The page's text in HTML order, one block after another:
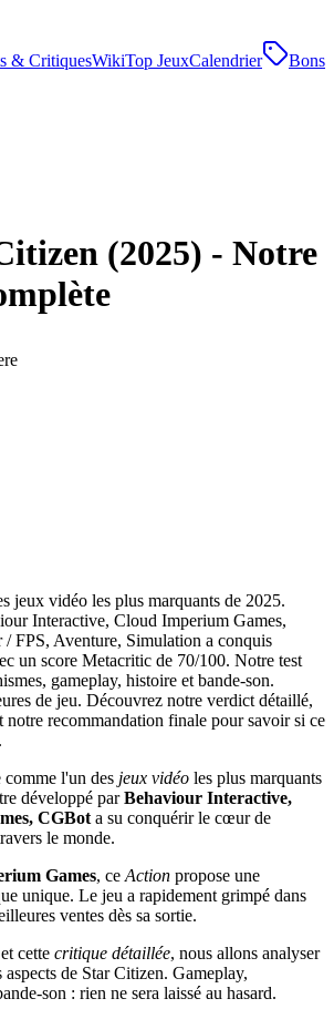
& CritiquesWikiTop JeuxCalendrier
Bons
(2025) - Notre
jeux vidéo les plus marquants de 2025.
Interactive, Cloud Imperium Games,
FPS, Aventure, Simulation a conquis
un score Metacritic de 70/100. Notre test
gameplay, histoire et bande-son.
de jeu. Découvrez notre verdict détaillé,
notre recommandation finale pour savoir si ce
comme l'un des jeux vidéo les plus marquants
développé parBehaviour Interactive,
CGBot a su conquérir le cœur de
le monde.
Games, ce Action propose une
unique. Le jeu a rapidement grimpé dans
ventes dès sa sortie.
et cette critique détaillée, nous allons analyser
de Star Citizen. Gameplay,
son : rien ne sera laissé au hasard.